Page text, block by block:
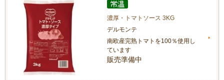
濃厚・トマトソース 3KG
デルモンテ
南欧産完熟トマトを100％使用し
ています
販売準備中